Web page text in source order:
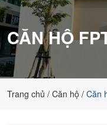
mới
nhất,
cập
nhật
giá
bán
thường
xuyên
CĂN HỘ
Trang chủ Căn hộ Căn